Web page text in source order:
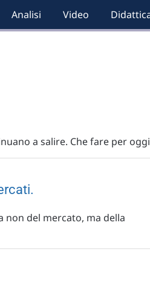
Analisi Video
a salire. Che fare per
non del mercato, ma della